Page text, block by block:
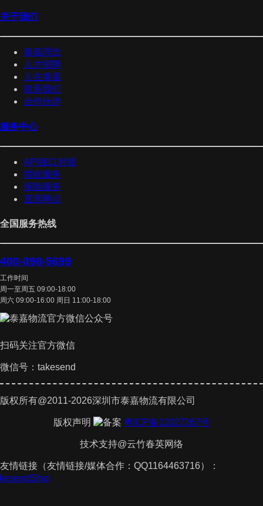
关于我们
泰嘉理念
人才招聘
人在泰嘉
联系我们
合作伙伴
服务中心
API接口对接
揽收服务
保险服务
直营网点
全国服务热线
400-098-5699
工作时间
周一至周五 09:00-18:00
周六 09:00-16:00 周日 11:00-18:00
扫码关注官方微信
微信号：takesend
版权所有@2011-2026深圳市泰嘉物流有限公司
版权声明 粤ICP备12027267号
技术支持@云竹春英网络
友情链接（友情链接/媒体合作：QQ1164463716）：